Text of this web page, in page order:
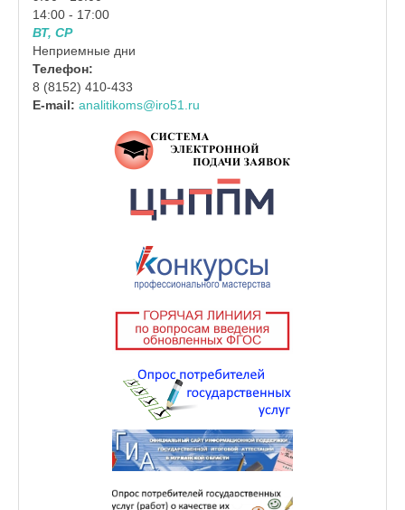
14:00 - 17:00
ВТ, СР
Неприемные дни
Телефон:
8 (8152) 410-433
E-mail: analitikoms@iro51.ru